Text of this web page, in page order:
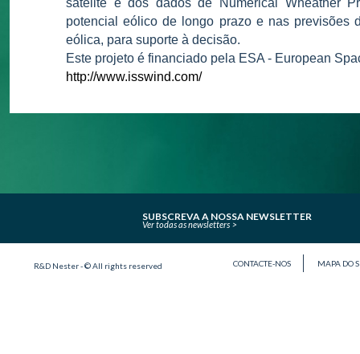
satélite e dos dados de Numerical Wheather
potencial eólico de longo prazo e nas previsões
eólica, para suporte à decisão.
Este projeto é financiado pela ESA - European
http://www.isswind.com/
SUBSCREVA A NOSSA NEWSLETTER
Ver todas as newsletters
R&D Nester - © All rights reserved CONTACTE-NOS MAPA DO